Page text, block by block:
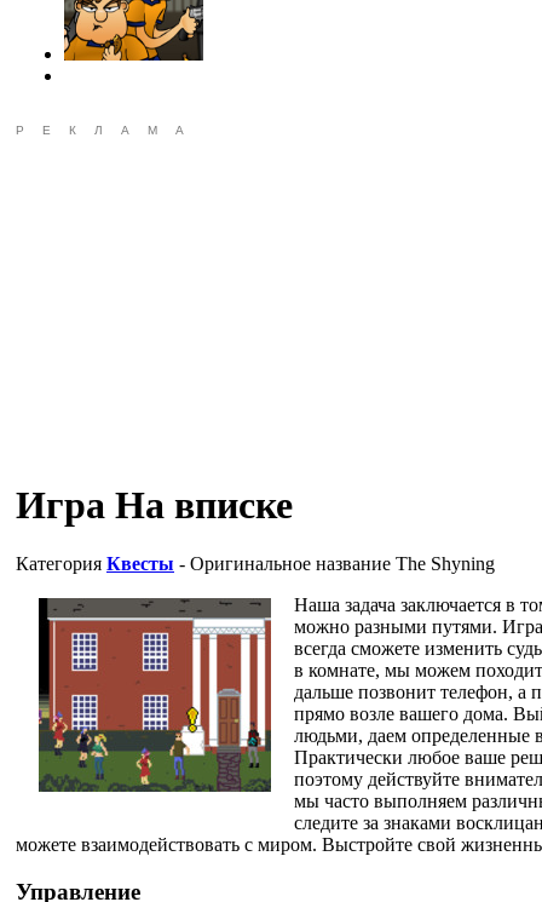
РЕКЛАМА
Игра На вписке
Категория Квесты - Оригинальное название The Shyning
Наша задача заключается в
можно разными путями. Игра
всегда сможете изменить
в комнате, мы можем
дальше позвонит телефон, а
прямо возле вашего дома.
людьми, даем определенные
Практически любое ваше
поэтому действуйте
мы часто выполняем
следите за знаками
можете взаимодействовать с миром. Выстройте свой
Управление